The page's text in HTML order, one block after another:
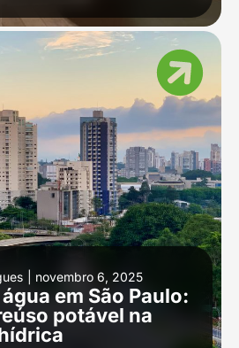
novembro 6, 2025
em São Paulo:
potável na